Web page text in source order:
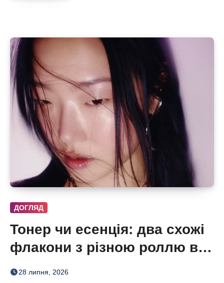
ДОГЛЯД
Тонер чи есенція: два схожі
флакони з різною роллю в
догляді
28 липня, 2026